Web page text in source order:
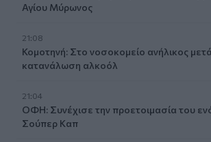
Αγίου Μύρωνος
21:08
Κομοτηνή: Στο νοσοκομείο ανήλικος
κατανάλωση αλκοόλ
21:04
ΟΦΗ: Συνέχισε την προετοιμασία του
Σούπερ Καπ